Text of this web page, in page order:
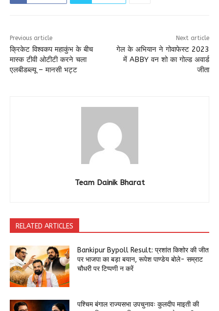
Previous article
क्रिकेट विश्वकप महाकुंभ के बीच
मास्क टीवी ओटीटी करने चला
एलबीडब्ल्यू – मानसी भट्ट
Next article
गेल के अभियान ने गोवाफेस्ट 2023
में ABBY वन शो का गोल्ड अवार्ड
जीता
Team Dainik Bharat
RELATED ARTICLES
Bankipur Bypoll Result: प्रशांत किशोर की जीत
पर भाजपा का बड़ा बयान, रूपेश पाण्डेय बोले- सम्राट
चौधरी पर टिप्पणी न करें
पश्चिम बंगाल राज्यसभा उपचुनावः कुलदीप माइती की